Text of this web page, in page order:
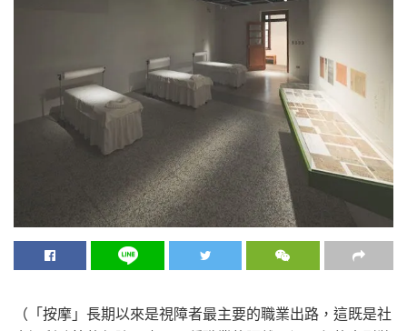
（「按摩」長期以來是視障者最主要的職業出路，這既是社